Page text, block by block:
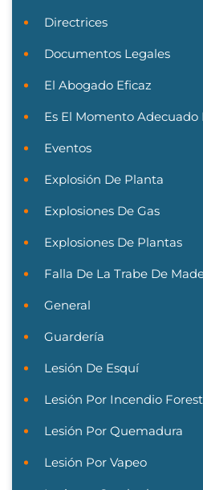
Directrices
Documentos Legales
El Abogado Eficaz
Es El Momento Adecuado
Eventos
Explosión De Planta
Explosiones De Gas
Explosiones De Plantas
Falla De La Trabe De
General
Guardería
Lesión De Esquí
Lesión Por Incendio
Lesión Por Quemadura
Lesión Por Vapeo